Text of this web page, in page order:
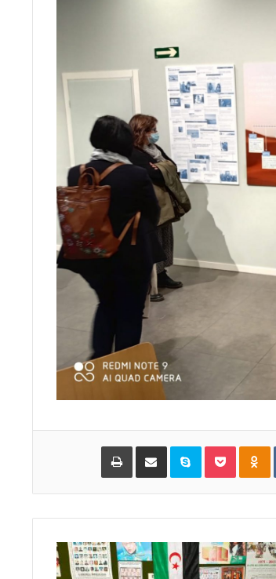
‏VKontakte
Pocket
Skype مشاركة عبر البريد